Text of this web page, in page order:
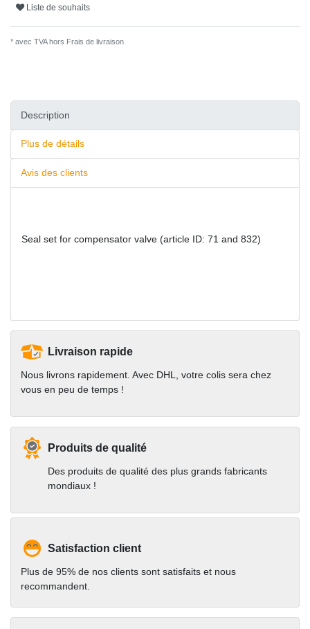
Liste de souhaits
* avec TVA hors Frais de livraison
Description
Plus de détails
Avis des clients
Seal set for compensator valve (article ID: 71 and 832)
Livraison rapide
Nous livrons rapidement. Avec DHL, votre colis sera chez
vous en peu de temps !
Produits de qualité
Des produits de qualité des plus grands fabricants
mondiaux !
Satisfaction client
Plus de 95% de nos clients sont satisfaits et nous
recommandent.